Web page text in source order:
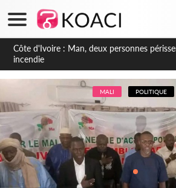
Côte d'Ivoire : Séileu, la célébration de la
transformée en vaste campagne contre les
dépigmentants dangereux
MALI POLITIQUE